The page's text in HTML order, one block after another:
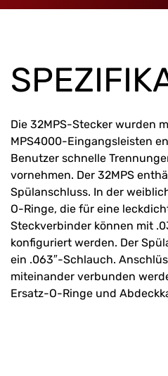
Die 32MPS-Stecker wurden
MPS4000-Eingangsleisten
Benutzer schnelle
vornehmen. Der 32MPS
Spülanschluss. In der
O-Ringe, die für eine
Steckverbinder können mit
konfiguriert werden. Der
ein .063″-Schlauch.
miteinander verbunden
Ersatz-O-Ringe und